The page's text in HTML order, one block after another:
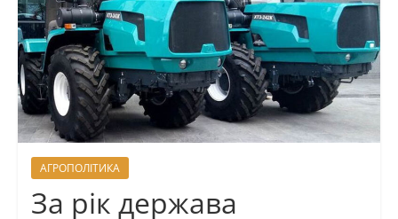
АГРОПОЛІТИКА
За рік держава